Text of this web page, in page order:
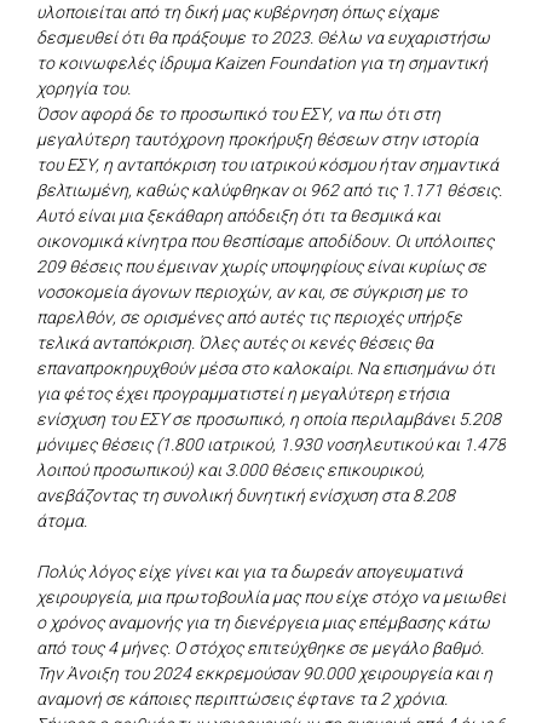
υλοποιείται από τη δική μας κυβέρνηση όπως είχαμε
δεσμευθεί ότι θα πράξουμε το 2023. Θέλω να ευχαριστήσω
το κοινωφελές ίδρυμα Kaizen Foundation για τη σημαντική
χορηγία του.
Όσον αφορά δε το προσωπικό του ΕΣΥ, να πω ότι στη
μεγαλύτερη ταυτόχρονη προκήρυξη θέσεων στην ιστορία
του ΕΣΥ, η ανταπόκριση του ιατρικού κόσμου ήταν σημαντικά
βελτιωμένη, καθώς καλύφθηκαν οι 962 από τις 1.171 θέσεις.
Αυτό είναι μια ξεκάθαρη απόδειξη ότι τα θεσμικά και
οικονομικά κίνητρα που θεσπίσαμε αποδίδουν. Οι υπόλοιπες
209 θέσεις που έμειναν χωρίς υποψηφίους είναι κυρίως σε
νοσοκομεία άγονων περιοχών, αν και, σε σύγκριση με το
παρελθόν, σε ορισμένες από αυτές τις περιοχές υπήρξε
τελικά ανταπόκριση. Όλες αυτές οι κενές θέσεις θα
επαναπροκηρυχθούν μέσα στο καλοκαίρι. Να επισημάνω ότι
για φέτος έχει προγραμματιστεί η μεγαλύτερη ετήσια
ενίσχυση του ΕΣΥ σε προσωπικό, η οποία περιλαμβάνει 5.208
μόνιμες θέσεις (1.800 ιατρικού, 1.930 νοσηλευτικού και 1.478
λοιπού προσωπικού) και 3.000 θέσεις επικουρικού,
ανεβάζοντας τη συνολική δυνητική ενίσχυση στα 8.208
άτομα.
Πολύς λόγος είχε γίνει και για τα δωρεάν απογευματινά
χειρουργεία, μια πρωτοβουλία μας που είχε στόχο να μειωθεί
ο χρόνος αναμονής για τη διενέργεια μιας επέμβασης κάτω
από τους 4 μήνες. Ο στόχος επιτεύχθηκε σε μεγάλο βαθμό.
Την Άνοιξη του 2024 εκκρεμούσαν 90.000 χειρουργεία και η
αναμονή σε κάποιες περιπτώσεις έφτανε τα 2 χρόνια.